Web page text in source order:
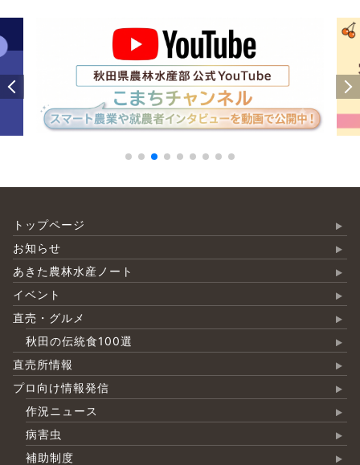
トップページ
お知らせ
あきた農林水産ノート
イベント
直売・グルメ
秋田の伝統食100選
直売所情報
プロ向け情報発信
作況ニュース
病害虫
補助制度